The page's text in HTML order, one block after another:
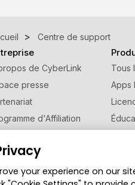
Centre de support
de CyberLink
presse
d'Affiliation
Tous
Apps
Changer de région
2026 Groupe CyberLink.
your experience on our